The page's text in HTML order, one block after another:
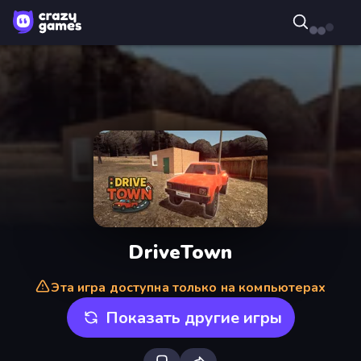
DriveTown
Эта игра доступна только на компьютерах
Показать другие игры